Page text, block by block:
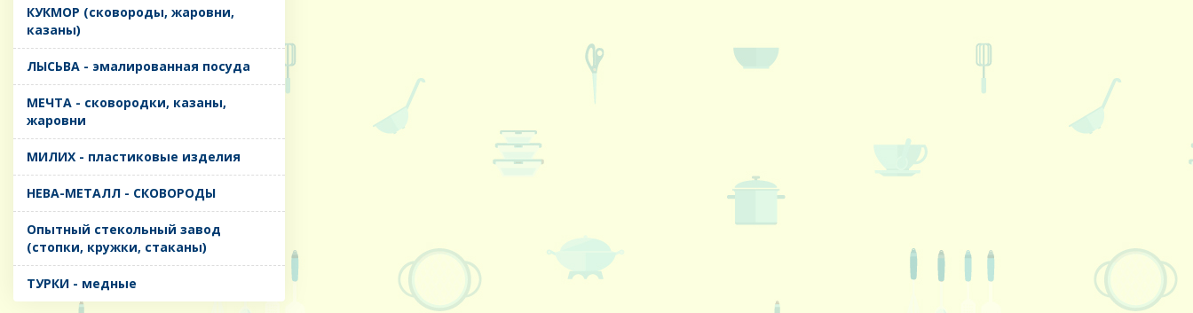
КУКМОР (сковороды, жаровни,
казаны)
ЛЫСЬВА - эмалированная посуда
МЕЧТА - сковородки, казаны,
жаровни
МИЛИХ - пластиковые изделия
НЕВА-МЕТАЛЛ - СКОВОРОДЫ
Опытный стекольный завод
(стопки, кружки, стаканы)
ТУРКИ - медные